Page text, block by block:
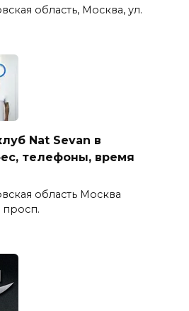
область, Москва, ул.
Nat Sevan в
телефоны, время
область Москва